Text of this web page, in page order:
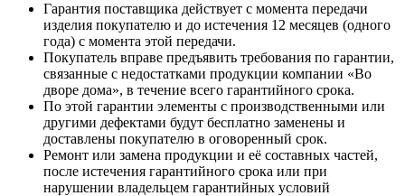
Гарантия поставщика действует с момента передачи
изделия покупателю и до истечения 12 месяцев (одного
года) с момента этой передачи.
Покупатель вправе предъявить требования по гарантии,
связанные с недостатками продукции компании «Во
дворе дома», в течение всего гарантийного срока.
По этой гарантии элементы с производственными или
другими дефектами будут бесплатно заменены и
доставлены покупателю в оговоренный срок.
Ремонт или замена продукции и её составных частей,
после истечения гарантийного срока или при
нарушении владельцем гарантийных условий